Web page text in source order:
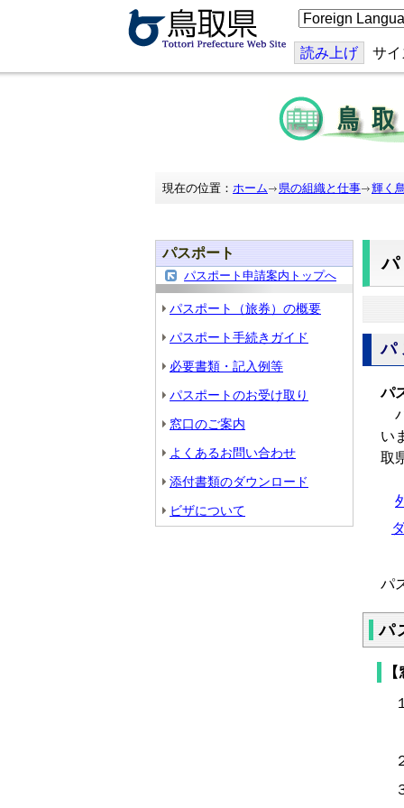
こ
の
ジ
を
訳
す
る
読み上げ サイ
現在の位置： ホーム 県の組織と仕事 輝く
パスポート
パスポート申請案内トップへ
パスポート（旅券）の概要
パスポート手続きガイド
必要書類・記入例等
パスポートのお受け取り
窓口のご案内
よくあるお問い合わせ
添付書類のダウンロード
ビザについて
パ
い
取
パ
パ
※